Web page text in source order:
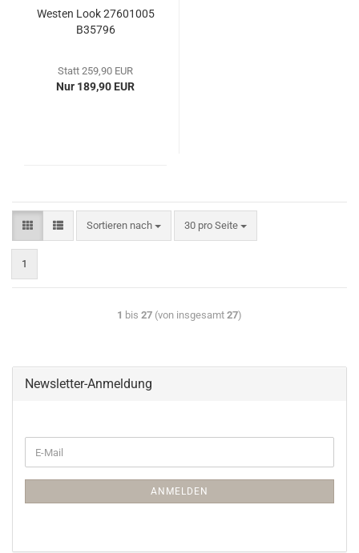
Westen Look 27601005
B35796
Statt 259,90 EUR
Nur 189,90 EUR
Sortieren nach 30 pro Seite
1
1 bis 27 (von insgesamt 27)
Newsletter-Anmeldung
ANMELDEN